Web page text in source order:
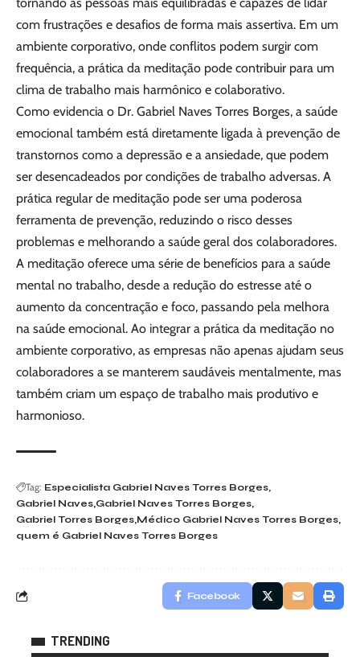
com frustrações e desafios de forma mais assertiva. Em um
ambiente corporativo, onde conflitos podem surgir com
frequência, a prática da meditação pode contribuir para um
clima de trabalho mais harmônico e colaborativo.
Como evidencia o Dr. Gabriel Naves Torres Borges, a saúde
emocional também está diretamente ligada à prevenção de
transtornos como a depressão e a ansiedade, que podem
ser desencadeados por condições de trabalho adversas. A
prática regular de meditação pode ser uma poderosa
ferramenta de prevenção, reduzindo o risco desses
problemas e melhorando a saúde geral dos colaboradores.
A meditação oferece uma série de benefícios para a saúde
mental no trabalho, desde a redução do estresse até o
aumento da concentração e foco, passando pela melhora
na saúde emocional. Ao integrar a prática da meditação no
ambiente corporativo, as empresas não apenas ajudam seus
colaboradores a se manterem saudáveis mentalmente, mas
também criam um espaço de trabalho mais produtivo e
harmonioso.
Tag: Especialista Gabriel Naves Torres Borges
Gabriel Naves Gabriel Naves Torres Borges
Gabriel Torres Borges Médico Gabriel Naves Torres Borges
quem é Gabriel Naves Torres Borges
Facebook
TRENDING